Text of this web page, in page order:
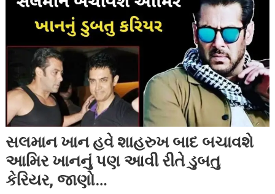
સલમાન ખાન હવે શાહરુખ બાદ બચાવશે
આમિર ખાનનું પણ આવી રીતે ડુબતુ
કેરિયર, જાણો…